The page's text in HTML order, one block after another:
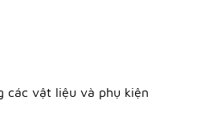
các vật liệu và phụ kiện